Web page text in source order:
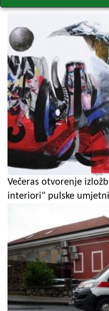
Večeras otvorenje
interiori" pulske